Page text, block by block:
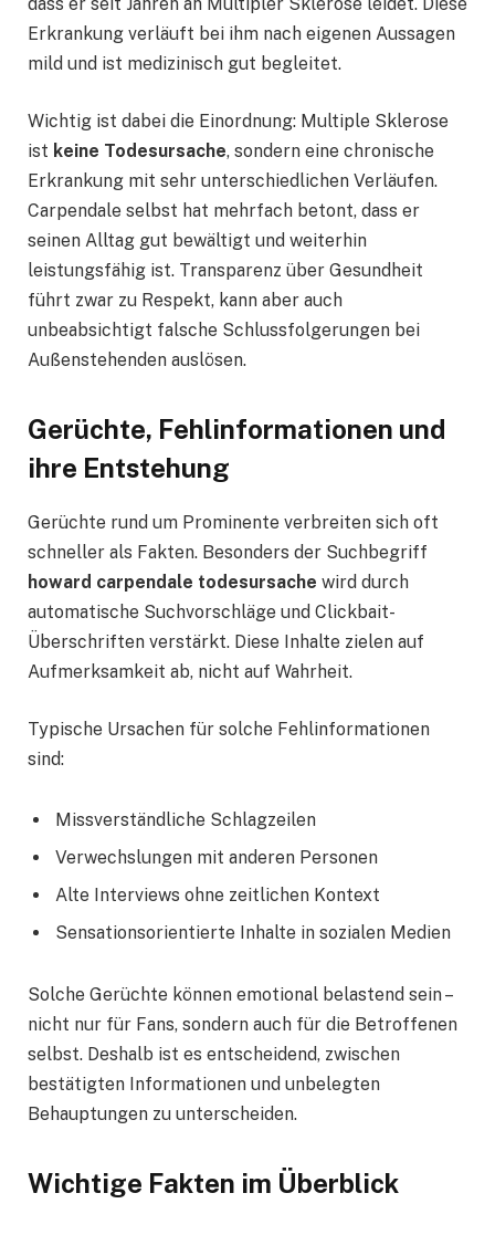
dass er seit Jahren an Multipler Sklerose leidet. Diese
Erkrankung verläuft bei ihm nach eigenen Aussagen
mild und ist medizinisch gut begleitet.
Wichtig ist dabei die Einordnung: Multiple Sklerose
ist keine Todesursache, sondern eine chronische
Erkrankung mit sehr unterschiedlichen Verläufen.
Carpendale selbst hat mehrfach betont, dass er
seinen Alltag gut bewältigt und weiterhin
leistungsfähig ist. Transparenz über Gesundheit
führt zwar zu Respekt, kann aber auch
unbeabsichtigt falsche Schlussfolgerungen bei
Außenstehenden auslösen.
Gerüchte, Fehlinformationen und
ihre Entstehung
Gerüchte rund um Prominente verbreiten sich oft
schneller als Fakten. Besonders der Suchbegriff
howard carpendale todesursache wird durch
automatische Suchvorschläge und Clickbait-
Überschriften verstärkt. Diese Inhalte zielen auf
Aufmerksamkeit ab, nicht auf Wahrheit.
Typische Ursachen für solche Fehlinformationen
sind:
Missverständliche Schlagzeilen
Verwechslungen mit anderen Personen
Alte Interviews ohne zeitlichen Kontext
Sensationsorientierte Inhalte in sozialen Medien
Solche Gerüchte können emotional belastend sein –
nicht nur für Fans, sondern auch für die Betroffenen
selbst. Deshalb ist es entscheidend, zwischen
bestätigten Informationen und unbelegten
Behauptungen zu unterscheiden.
Wichtige Fakten im Überblick